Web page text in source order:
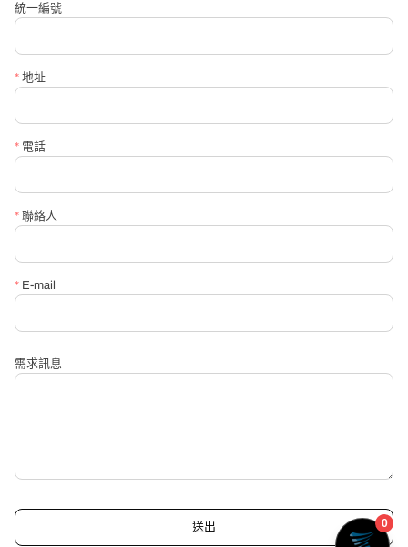
*請必填詢問內容
統一編號
* 地址
* 電話
* 聯絡人
* E-mail
需求訊息
送出